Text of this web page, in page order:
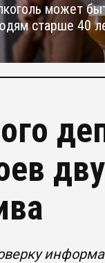
может
старше 40